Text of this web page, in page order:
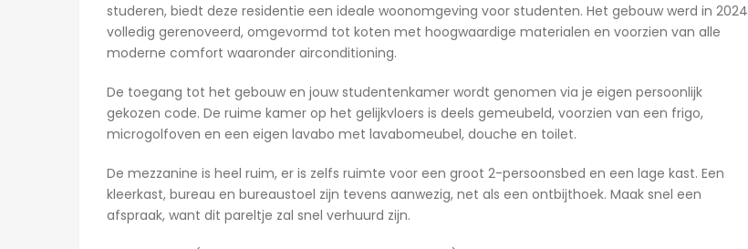
studeren, biedt deze residentie een ideale woonomgeving voor studenten. Het gebouw werd in 2024
volledig gerenoveerd, omgevormd tot koten met hoogwaardige materialen en voorzien van alle
moderne comfort waaronder airconditioning.
De toegang tot het gebouw en jouw studentenkamer wordt genomen via je eigen persoonlijk
gekozen code. De ruime kamer op het gelijkvloers is deels gemeubeld, voorzien van een frigo,
microgolfoven en een eigen lavabo met lavabomeubel, douche en toilet.
De mezzanine is heel ruim, er is zelfs ruimte voor een groot 2-persoonsbed en een lage kast. Een
kleerkast, bureau en bureaustoel zijn tevens aanwezig, net als een ontbijthoek. Maak snel een
afspraak, want dit pareltje zal snel verhuurd zijn.